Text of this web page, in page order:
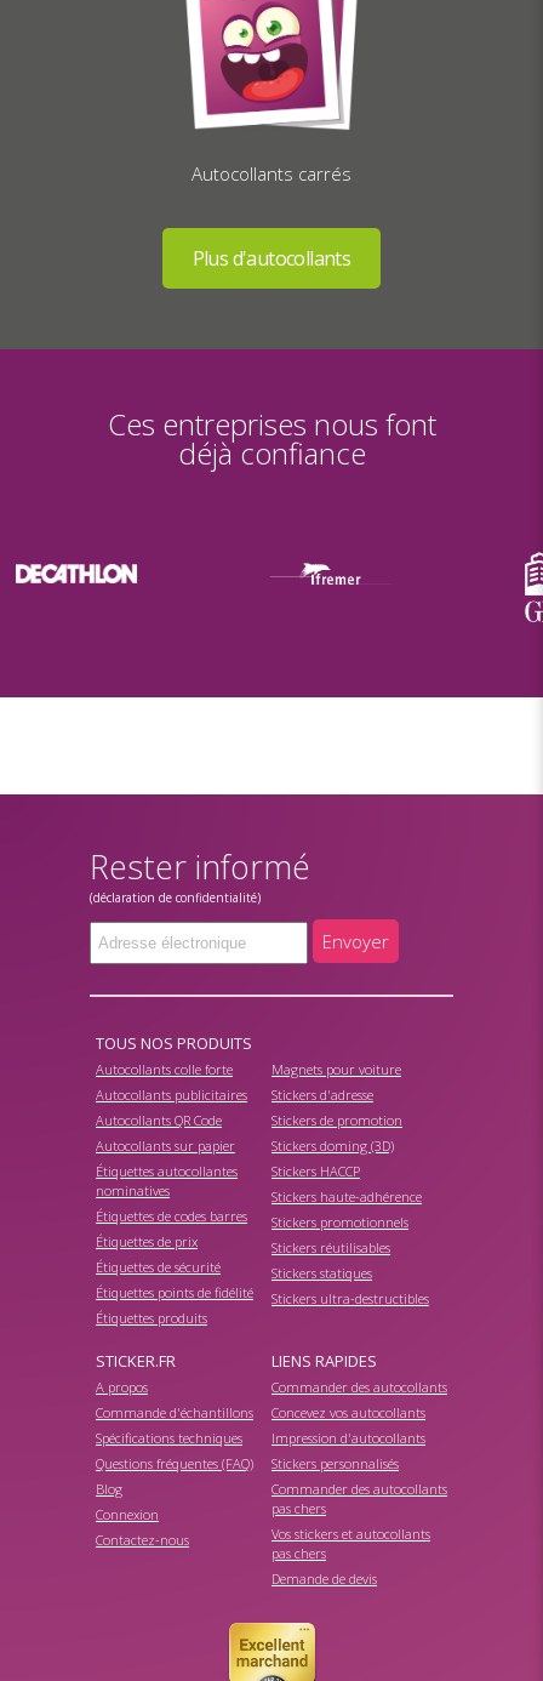
Autocollants carrés
Ces entreprises nous font
déjà confiance
Rester informé
(déclaration de confidentialité)
Envoyer
TOUS NOS PRODUITS
Autocollants colle forte
Autocollants publicitaires
Autocollants QR Code
Autocollants sur papier
Étiquettes autocollantes
nominatives
Étiquettes de codes barres
Étiquettes de prix
Étiquettes de sécurité
Étiquettes points de fidélité
Étiquettes produits
Magnets pour voiture
Stickers d'adresse
Stickers de promotion
Stickers doming (3D)
Stickers HACCP
Stickers haute-adhérence
Stickers promotionnels
Stickers réutilisables
Stickers statiques
Stickers ultra-destructibles
STICKER.FR
A propos
Commande d'échantillons
Spécifications techniques
Questions fréquentes (FAQ)
Blog
Connexion
Contactez-nous
LIENS RAPIDES
Commander des autocollants
Concevez vos autocollants
Impression d'autocollants
Stickers personnalisés
Commander des autocollants
pas chers
Vos stickers et autocollants
pas chers
Demande de devis